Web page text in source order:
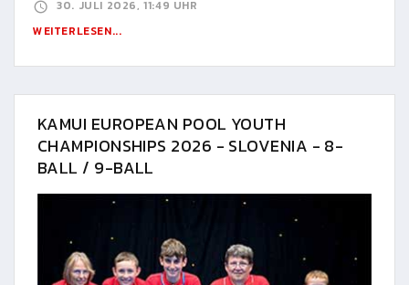
30. JULI 2026, 11:49 UHR
WEITERLESEN...
KAMUI EUROPEAN POOL YOUTH
CHAMPIONSHIPS 2026 - SLOVENIA - 8-
BALL / 9-BALL